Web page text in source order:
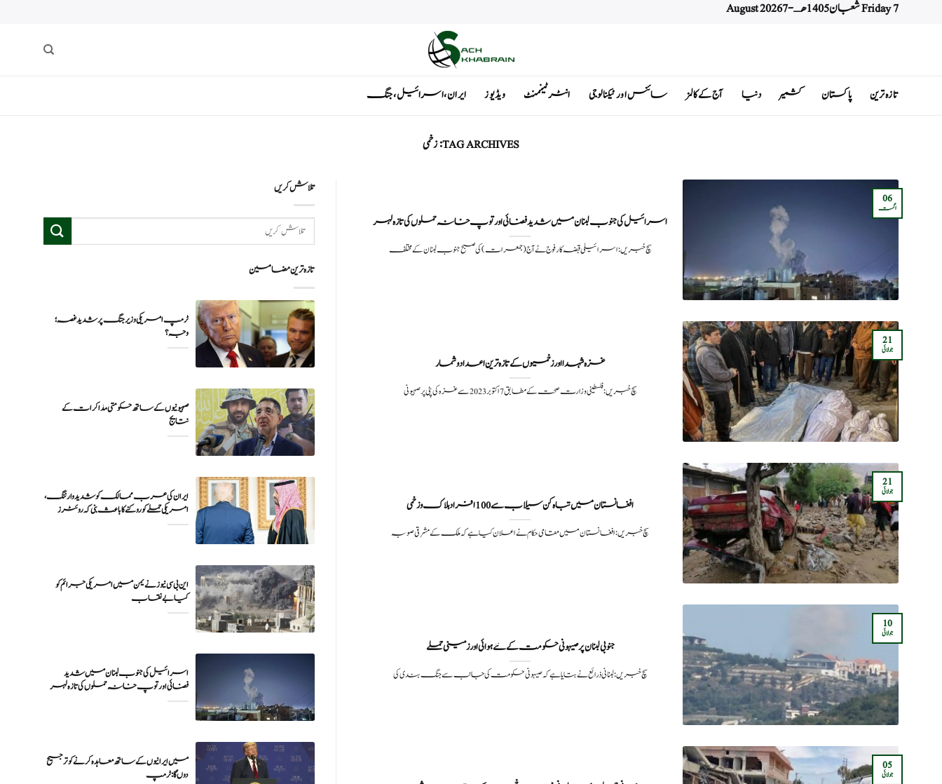
Friday 7 شعبان 1405 هـ - 7 August 2026
تازہ ترین پاکستان کشمیر دنیا آج کے کالمز سائنس اور ٹیکنالوجی انٹرٹینمنٹ ویڈیوز ایران ، اسرائیل ، جنگ
TAG ARCHIVES: زخمی
اسرائیل کی جنوب لبنان میں شدید فضائی اور توپ خانہ حملوں کی تازہ لہر
سچ خبریں: اسرائیلی قبضہ کار فوج نے آج (جمعرات) کی صبح جنوب لبنان کے مختلف
06
اگست
غزہ شہدا اور زخمیوں کے تازہ ترین اعداد و شمار
سچ خبریں:فلسطینی وزارت صحت کے مطابق 7 اکتوبر 2023 سے غزہ کی پٹی پر صہیونی
21
جولائی
افغانستان میں تباہ کن سیلاب سے 100 افراد ہلاک و زخمی
سچ خبریں: افغانستان میں مقامی حکام نے اعلان کیا ہے کہ ملک کے مشرقی صوبہ
21
جولائی
جنوبی لبنان پر صیہونی حکومت کے نئے ہوائی اور زمینی حملے
سچ خبریں:لبنانی ذرائع نے بتایا ہے کہ صیہونی حکومت کی جانب سے جنگ بندی کی
10
جولائی
05
جولائی
تلاش کریں
تازہ ترین مضامین
ٹرمپ امریکی وزیر جنگ پر شدید غصہ؛
وجہ ؟
صہیونیوں کے ساتھ حکومتی مذاکرات کے
نتایج
ایران کی عرب ممالک کو شدید وارننگ،
امریکی حملے کو روکنے کا باعث بنی کہ روئٹرز
این بی سی نیوز نے یمن میں امریکی جرائم کو
اسرائیل کی جنوب لبنان میں شدید
فضائی اور توپ خانہ حملوں کی تازہ لہر
میں ایرانیوں کے ساتھ معاہدہ کرنے کو ترجیح
دوں گا : ٹرمپ